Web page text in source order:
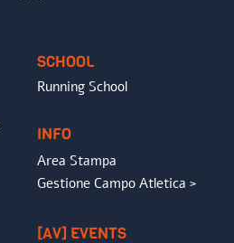
SCHOOL
Running School
INFO
Area Stampa
Gestione Campo Atletica >
[AV] EVENTS